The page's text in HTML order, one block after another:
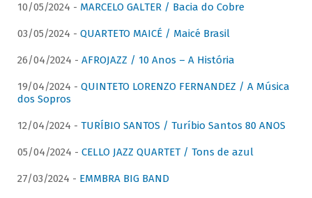
10/05/2024 - MARCELO GALTER / Bacia do Cobre
03/05/2024 - QUARTETO MAICÉ / Maicé Brasil
26/04/2024 - AFROJAZZ / 10 Anos – A História
19/04/2024 - QUINTETO LORENZO FERNANDEZ / A Música
dos Sopros
12/04/2024 - TURÍBIO SANTOS / Turíbio Santos 80 ANOS
05/04/2024 - CELLO JAZZ QUARTET / Tons de azul
27/03/2024 - EMMBRA BIG BAND